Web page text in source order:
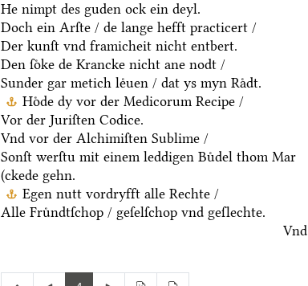
He nimpt des guden ock ein deyl.
Doch ein Arſte / de lange hefft practicert /
Der kunſt vnd framicheit nicht entbert.
Den ſoͤke de Krancke nicht ane nodt /
Sunder gar metich leͤuen / dat ys myn Raͤdt.
Hoͤde dy vor der Medicorum Recipe /
Vor der Juriſten Codice.
Vnd vor der Alchimiſten Sublime /
Sonſt werſtu mit einem leddigen Buͤdel thom Mar
(ckede gehn.
Egen nutt vordryfft alle Rechte /
Alle Fruͤndtſchop / geſelſchop vnd geſlechte.
Vnd